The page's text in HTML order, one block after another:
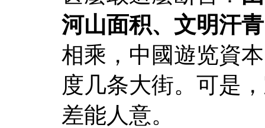
河山面积、文明汗
相乘，中國遊览資
度几条大街。可是
差能人意。